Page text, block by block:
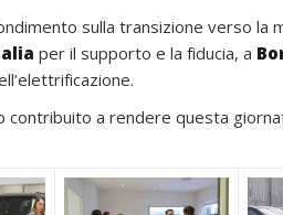
sulla transizione verso
per il supporto e la fiducia, a
a rendere questa